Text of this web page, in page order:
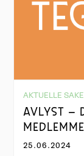
AKTUELLE
AVLYST –
25.06.2024